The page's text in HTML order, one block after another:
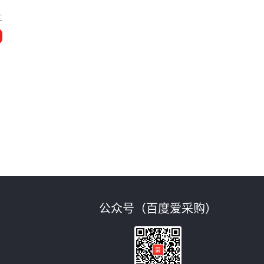
公众号（百度爱采购）